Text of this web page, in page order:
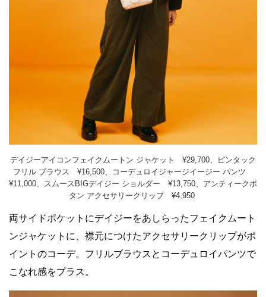
デイジーアイコンフェイクムートン ジャケット ¥29,700、ピンタック
フリル ブラウス ¥16,500、コーデュロイジャージイージー パンツ
¥11,000、スムースBIGデイジー ショルダー ¥13,750、アンティークボ
タン アクセサリークリップ ¥4,950
両サイドポケットにデイジーをあしらったフェイクムート
ンジャケットに、襟元につけたアクセサリークリップがポ
イントのコーデ。フリルブラウスとコーデュロイパンツで
こなれ感をプラス。